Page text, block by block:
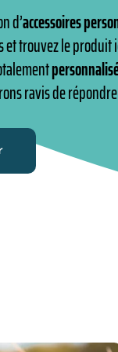
d’accessoires
et trouvez le
ravis de